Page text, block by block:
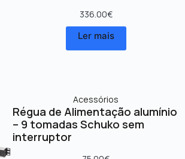
336.00€
Ler mais
Acessórios
Régua de Alimentação alumínio
– 9 tomadas Schuko sem
interruptor